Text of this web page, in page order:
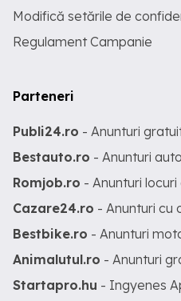
Modifică setările de
Regulament Campanie
Parteneri
Publi24.ro - Anunturi
Bestauto.ro - Anunturi
Romjob.ro - Anunturi
Cazare24.ro - Anunturi cu
Bestbike.ro - Anunturi
Animalutul.ro - Anunturi
Startapro.hu - Ingyenes